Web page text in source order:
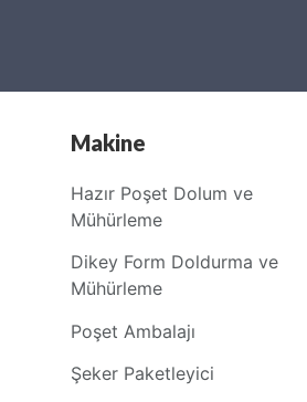
Makine
Hazır Poşet Dolum ve
Mühürleme
Dikey Form Doldurma ve
Mühürleme
Poşet Ambalajı
Şeker Paketleyici